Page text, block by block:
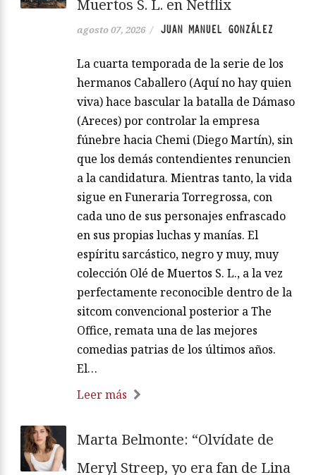
Muertos S. L. en Netflix
agosto 07, 2026 / JUAN MANUEL GONZÁLEZ
La cuarta temporada de la serie de los
hermanos Caballero (Aquí no hay quien
viva) hace bascular la batalla de Dámaso
(Areces) por controlar la empresa
fúnebre hacia Chemi (Diego Martín), sin
que los demás contendientes renuncien
a la candidatura. Mientras tanto, la vida
sigue en Funeraria Torregrossa, con
cada uno de sus personajes enfrascado
en sus propias luchas y manías. El
espíritu sarcástico, negro y muy, muy
colección Olé de Muertos S. L., a la vez
perfectamente reconocible dentro de la
sitcom convencional posterior a The
Office, remata una de las mejores
comedias patrias de los últimos años.
El…
Leer más
Marta Belmonte: “Olvídate de
Meryl Streep, yo era fan de Lina